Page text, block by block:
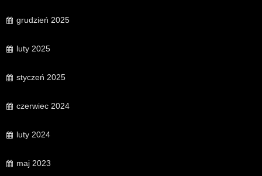
grudzień 2025
luty 2025
styczeń 2025
czerwiec 2024
luty 2024
maj 2023